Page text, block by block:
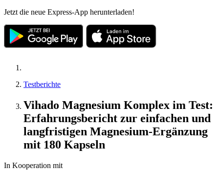
Jetzt die neue Express-App herunterladen!
Testberichte
Vihado Magnesium Komplex im Test:
Erfahrungsbericht zur einfachen und
langfristigen Magnesium-Ergänzung
mit 180 Kapseln
In Kooperation mit